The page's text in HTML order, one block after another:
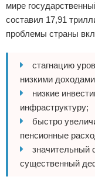
мире
составил 17,91
проблемы страны
стагнацию
низкими
низкие
инфраструктуру;
быстро
пенсионные
значительный
существенный